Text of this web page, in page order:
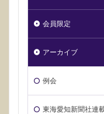
会員限定
アーカイブ
例会
東海愛知新聞社連